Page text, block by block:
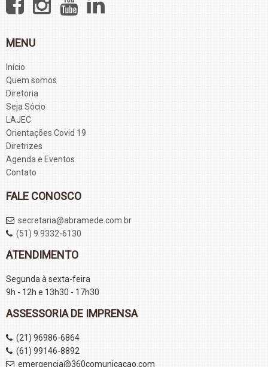
MENU
Início
Quem somos
Diretoria
Seja Sócio
LAJEC
Orientações Covid 19
Diretrizes
Agenda e Eventos
Contato
FALE CONOSCO
secretaria@abramede.com.br
(51) 9 9332-6130
ATENDIMENTO
Segunda à sexta-feira
9h - 12h e 13h30 - 17h30
ASSESSORIA DE IMPRENSA
(21) 96986-6864
(61) 99146-8892
emergencia@360comunicacao.com